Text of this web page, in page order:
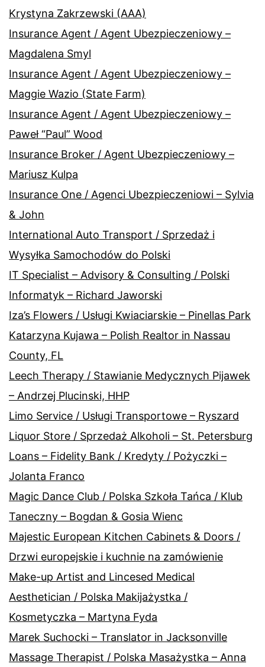
Krystyna Zakrzewski (AAA)
Insurance Agent / Agent Ubezpieczeniowy –
Magdalena Smyl
Insurance Agent / Agent Ubezpieczeniowy –
Maggie Wazio (State Farm)
Insurance Agent / Agent Ubezpieczeniowy –
Paweł “Paul” Wood
Insurance Broker / Agent Ubezpieczeniowy –
Mariusz Kulpa
Insurance One / Agenci Ubezpieczeniowi – Sylvia
& John
International Auto Transport / Sprzedaż i
Wysyłka Samochodów do Polski
IT Specialist – Advisory & Consulting / Polski
Informatyk – Richard Jaworski
Iza’s Flowers / Usługi Kwiaciarskie – Pinellas Park
Katarzyna Kujawa – Polish Realtor in Nassau
County, FL
Leech Therapy / Stawianie Medycznych Pijawek
– Andrzej Plucinski, HHP
Limo Service / Usługi Transportowe – Ryszard
Liquor Store / Sprzedaż Alkoholi – St. Petersburg
Loans – Fidelity Bank / Kredyty / Pożyczki –
Jolanta Franco
Magic Dance Club / Polska Szkoła Tańca / Klub
Taneczny – Bogdan & Gosia Wienc
Majestic European Kitchen Cabinets & Doors /
Drzwi europejskie i kuchnie na zamówienie
Make-up Artist and Lincesed Medical
Aesthetician / Polska Makijażystka /
Kosmetyczka – Martyna Fyda
Marek Suchocki – Translator in Jacksonville
Massage Therapist / Polska Masażystka – Anna